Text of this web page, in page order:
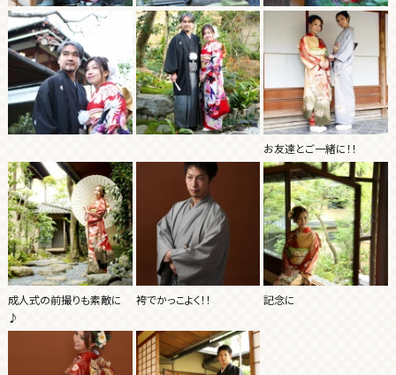
お友達とご一緒に！！
成人式の前撮りも素敵に
♪
袴でかっこよく！！ 記念に